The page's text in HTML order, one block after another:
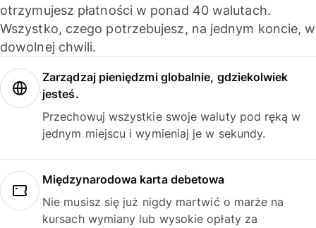
otrzymujesz płatności w ponad 40 walutach.
Wszystko, czego potrzebujesz, na jednym koncie, w
dowolnej chwili.
Zarządzaj pieniędzmi globalnie, gdziekolwiek
jesteś.
Przechowuj wszystkie swoje waluty pod ręką w
jednym miejscu i wymieniaj je w sekundy.
Międzynarodowa karta debetowa
Nie musisz się już nigdy martwić o marże na
kursach wymiany lub wysokie opłaty za